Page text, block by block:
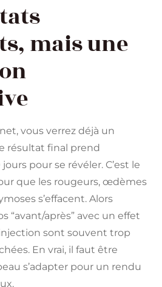
mais une
vous verrez déjà un
résultat final prend
pour se révéler. C’est le
que les rougeurs, œdèmes
s’effacent. Alors
“avant/après” avec un effet
sont souvent trop
En vrai, il faut être
s’adapter pour un rendu